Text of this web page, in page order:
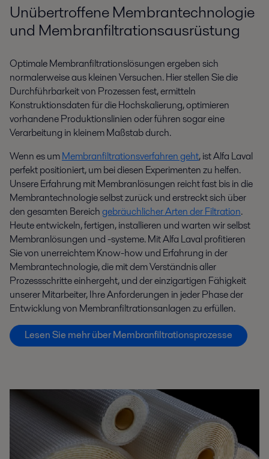
Unübertroffene Membrantechnologie
und Membranfiltrationsausrüstung
Optimale Membranfiltrationslösungen ergeben sich
normalerweise aus kleinen Versuchen. Hier stellen Sie die
Durchführbarkeit von Prozessen fest, ermitteln
Konstruktionsdaten für die Hochskalierung, optimieren
vorhandene Produktionslinien oder führen sogar eine
Verarbeitung in kleinem Maßstab durch.
Wenn es umMembranfiltrationsverfahren geht, ist Alfa Laval
perfekt positioniert, um bei diesen Experimenten zu helfen.
Unsere Erfahrung mit Membranlösungen reicht fast bis in die
Membrantechnologie selbst zurück und erstreckt sich über
den gesamten Bereichgebräuchlicher Arten der Filtration.
Heute entwickeln, fertigen, installieren und warten wir selbst
Membranlösungen und -systeme. Mit Alfa Laval profitieren
Sie von unerreichtem Know-how und Erfahrung in der
Membrantechnologie, die mit dem Verständnis aller
Prozessschritte einhergeht, und der einzigartigen Fähigkeit
unserer Mitarbeiter, Ihre Anforderungen in jeder Phase der
Entwicklung von Membranfiltrationsanlagen zu erfüllen.
Lesen Sie mehr über Membranfiltrationsprozesse